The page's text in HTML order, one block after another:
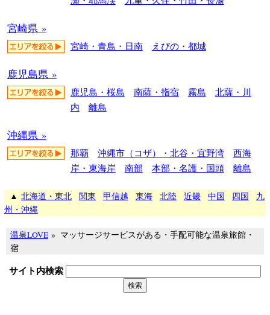
宮崎県 »
宮崎・青島・日南 えびの・都城
鹿児島県 »
鹿児島・桜島 南薩・指宿 霧島
北薩・川
内
離島
沖縄県 »
那覇 沖縄市（コザ）・北谷・宜野湾
西海
岸・東海岸
南部 本部・名護・国頭 離島
▲ 北海道・東北 関東 甲信越 東海 北陸 近畿 中国 四国
九
州・沖縄
温泉LOVE» マッサージサービスがある・手配可能な温泉旅館・
宿
サイト内検索